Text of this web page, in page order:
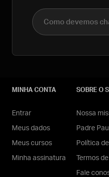
Nome completo
MINHA CONTA
Entrar
Meus dados
Meus cursos
Minha assinatura
SOBRE O
Nossa
Padre
Política
Termos
Fale